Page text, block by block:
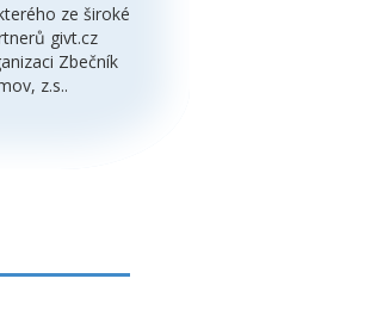
ze široké
givt.cz
Zbečník
z.s..